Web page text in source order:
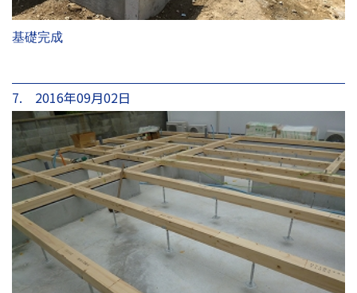
基礎完成
7. 2016年09月02日